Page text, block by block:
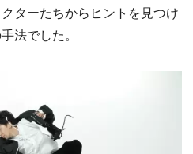
ターたちからヒントを見つけ
法でした。